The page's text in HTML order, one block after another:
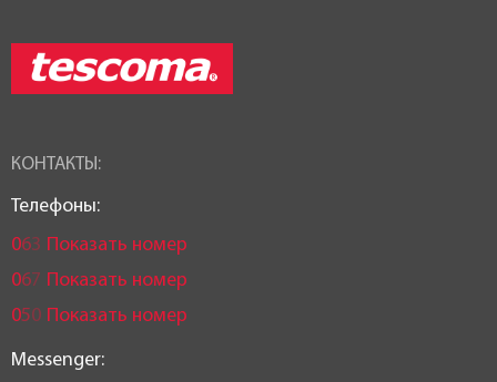
КОНТАКТЫ:
Телефоны:
063 Показать номер
067 Показать номер
050 Показать номер
Messenger: